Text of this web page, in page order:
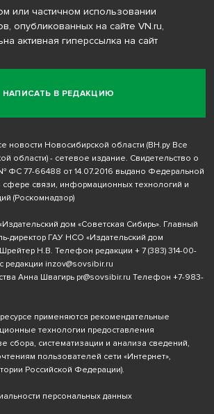
НАПИСАТЬ В РЕДАКЦИЮ
или частичном использовании
опубликованных на сайте VN.ru,
активная гиперссылка на сайт
новости Новосибирской области (ВН.ру Все
области) - сетевое издание. Свидетельство о
ФС 77-66488 от 14.07.2016 выдано Федеральной
сфере связи, информационных технологий и
(Роскомнадзор)
дом «Советская Сибирь». Главный
директор ГАУ НСО «Издательский дом
Н.В. Телефон редакции + 7 (383) 314-00-
редакции inzov@sovsibir.ru
Анна Швагирь pr@sovsibir.ru Телефон +7-983-
применяются рекомендательные
технологии предоставления
сбора, систематизации и анализа сведений,
пользователей сети «Интернет»,
Российской Федерации).
персональных данных